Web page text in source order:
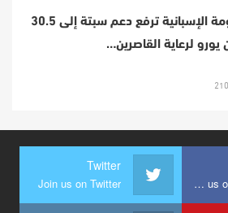
الحكومة الإسبانية ترفع دعم سبتة إلى 30.5
يورو لرعاية القاصرين…
Join us on Facebook
Twitter
Join us on Twitter